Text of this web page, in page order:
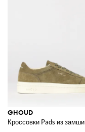
GHOUD
Кроссовки Pads из замши